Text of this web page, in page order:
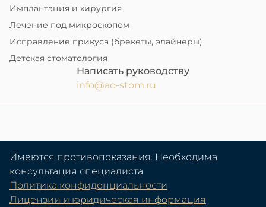
Имплантация и хирургия
Лечение под микроскопом
Исправление прикуса (брекеты, элайнеры)
Детская стоматология
Написать руководству
info@ao-stom.ru
Имеются противопоказания. Необходима
консультация специалиста
Политика конфиденциальности
Лицензии и юридическая информация